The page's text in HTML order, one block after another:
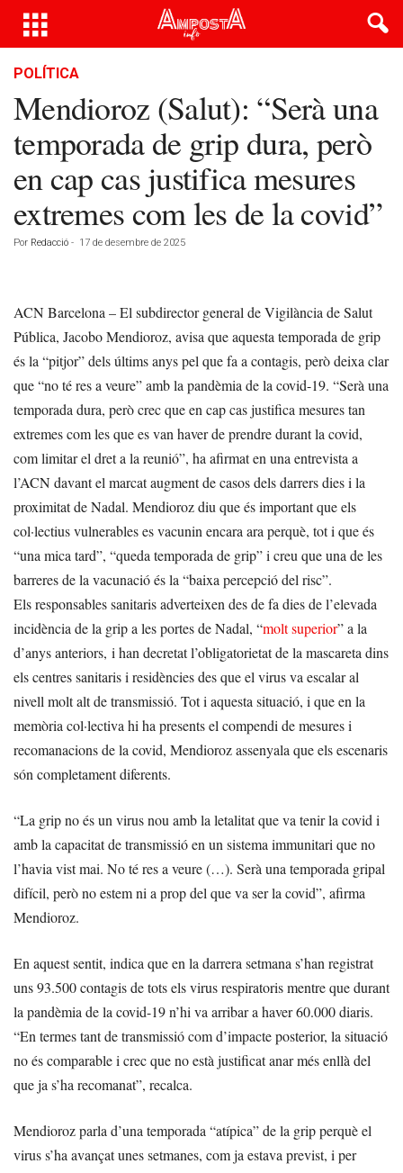
POLÍTICA
Mendioroz (Salut): “Serà una
temporada de grip dura, però
en cap cas justifica mesures
extremes com les de la covid”
Por Redacció - 17 de desembre de 2025
ACN Barcelona – El subdirector general de Vigilància de Salut
Pública, Jacobo Mendioroz, avisa que aquesta temporada de grip
és la “pitjor” dels últims anys pel que fa a contagis, però deixa clar
que “no té res a veure” amb la pandèmia de la covid-19. “Serà una
temporada dura, però crec que en cap cas justifica mesures tan
extremes com les que es van haver de prendre durant la covid,
com limitar el dret a la reunió”, ha afirmat en una entrevista a
l’ACN davant el marcat augment de casos dels darrers dies i la
proximitat de Nadal. Mendioroz diu que és important que els
col·lectius vulnerables es vacunin encara ara perquè, tot i que és
“una mica tard”, “queda temporada de grip” i creu que una de les
barreres de la vacunació és la “baixa percepció del risc”.
Els responsables sanitaris adverteixen des de fa dies de l’elevada
incidència de la grip a les portes de Nadal, “molt superior” a la
d’anys anteriors, i han decretat l’obligatorietat de la mascareta dins
els centres sanitaris i residències des que el virus va escalar al
nivell molt alt de transmissió. Tot i aquesta situació, i que en la
memòria col·lectiva hi ha presents el compendi de mesures i
recomanacions de la covid, Mendioroz assenyala que els escenaris
són completament diferents.
“La grip no és un virus nou amb la letalitat que va tenir la covid i
amb la capacitat de transmissió en un sistema immunitari que no
l’havia vist mai. No té res a veure (…). Serà una temporada gripal
difícil, però no estem ni a prop del que va ser la covid”, afirma
Mendioroz.
En aquest sentit, indica que en la darrera setmana s’han registrat
uns 93.500 contagis de tots els virus respiratoris mentre que durant
la pandèmia de la covid-19 n’hi va arribar a haver 60.000 diaris.
“En termes tant de transmissió com d’impacte posterior, la situació
no és comparable i crec que no està justificat anar més enllà del
que ja s’ha recomanat”, recalca.
Mendioroz parla d’una temporada “atípica” de la grip perquè el
virus s’ha avançat unes setmanes, com ja estava previst, i per